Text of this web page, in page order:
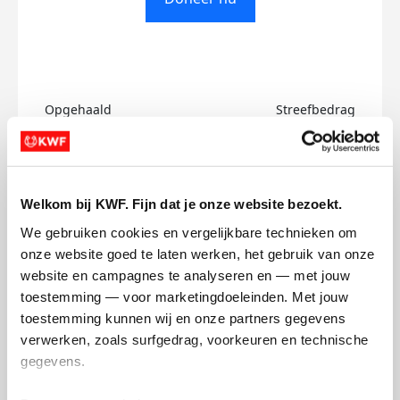
Welkom bij KWF. Fijn dat je onze website bezoekt.
We gebruiken cookies en vergelijkbare technieken om
onze website goed te laten werken, het gebruik van onze
website en campagnes te analyseren en — met jouw
toestemming — voor marketingdoeleinden. Met jouw
toestemming kunnen wij en onze partners gegevens
verwerken, zoals surfgedrag, voorkeuren en technische
gegevens.
Opgehaald
€0
Streefbedrag
€500
Elke's badges